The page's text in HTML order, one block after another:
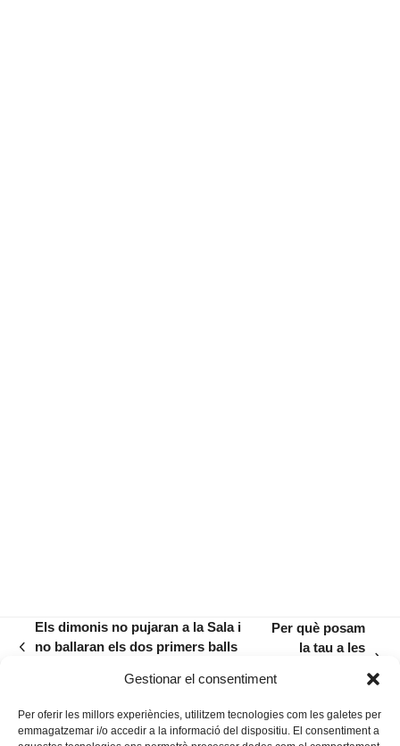
Gestionar el consentiment
Per oferir les millors experiències, utilitzem tecnologies com les galetes per
emmagatzemar i/o accedir a la informació del dispositiu. El consentiment a
previous
Els dimonis no pujaran a la Sala i
no ballaran els dos primers balls
post:
Per què posam
la tau a les